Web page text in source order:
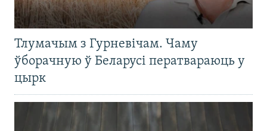
Тлумачым з Гурневічам. Чаму
ўборачную ў Беларусі ператвараюць у
цырк